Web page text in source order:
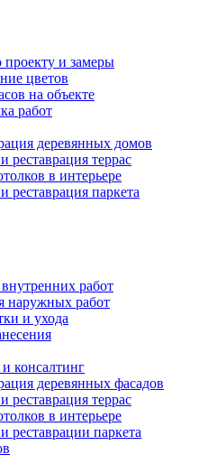
и замеры
цветов
на объекте
работ
деревянных домов
реставрация террас
в интерьере
реставрация паркета
работ
наружных работ
и ухода
консалтинг
деревянных фасадов
реставрация террас
в интерьере
реставрации паркета